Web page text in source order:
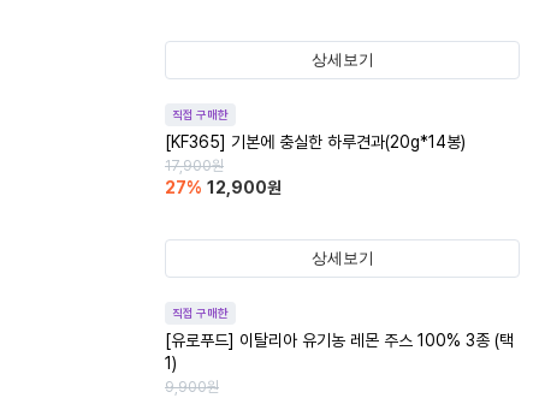
상세보기
직접 구매한
[KF365] 기본에 충실한 하루견과(20g*14봉)
17,900원
27% 12,900원
상세보기
직접 구매한
[유로푸드] 이탈리아 유기농 레몬 주스 100% 3종 (택
1)
9,900원